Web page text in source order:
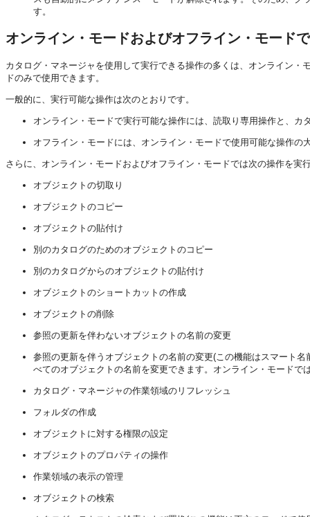
す。
オンライン・モードおよびオフライン・モード
カタログ・マネージャを使用して実行できる操作の多くは、オンライン
ドのみで使用できます。
一般的に、実行可能な操作は次のとおりです。
オンライン・モードで実行可能な操作には、読取り専用操作と、
オフライン・モードには、オンライン・モードで使用可能な操作
さらに、オンライン・モードおよびオフライン・モードでは次の操作を実
オブジェクトの切取り
オブジェクトのコピー
オブジェクトの貼付け
別のカタログのためのオブジェクトのコピー
別のカタログからのオブジェクトの貼付け
オブジェクトのショートカットの作成
オブジェクトの削除
参照の更新を伴わないオブジェクトの名前の変更
参照の更新を伴うオブジェクトの名前の変更(この機能はスマート
べてのオブジェクトの名前を変更できます。オンライン・モード
カタログ・マネージャの作業領域のリフレッシュ
フォルダの作成
オブジェクトに対する権限の設定
オブジェクトのプロパティの操作
作業領域の表示の管理
オブジェクトの検索